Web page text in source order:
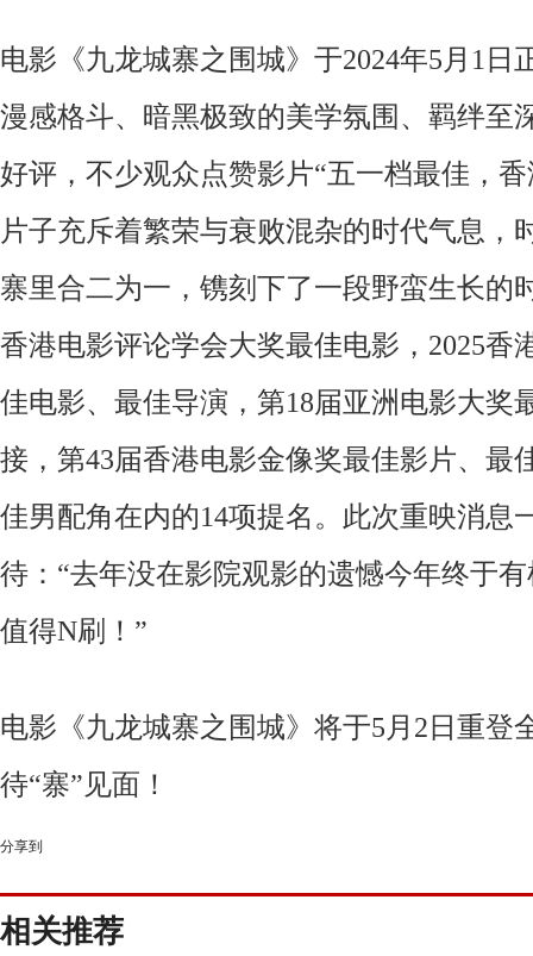
电影《九龙城寨之围城》于2024年5月1日
漫感格斗、暗黑极致的美学氛围、羁绊至
好评，不少观众点赞影片“五一档最佳，
片子充斥着繁荣与衰败混杂的时代气息，
寨里合二为一，镌刻下了一段野蛮生长的
香港电影评论学会大奖最佳电影，2025香
佳电影、最佳导演，第18届亚洲电影大奖
接，第43届香港电影金像奖最佳影片、最
佳男配角在内的14项提名。此次重映消息
待：“去年没在影院观影的遗憾今年终于
值得N刷！”
电影《九龙城寨之围城》将于5月2日重登
待“寨”见面！
分享到
相关推荐